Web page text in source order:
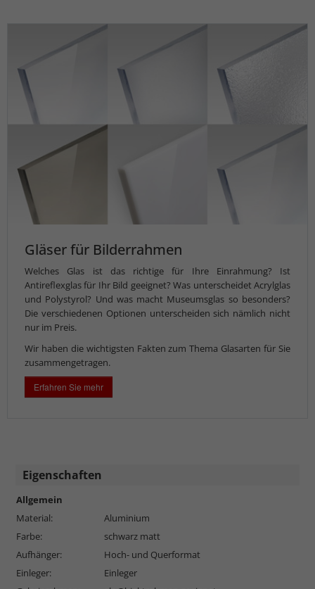
Gläser für Bilderrahmen
Welches Glas ist das richtige für Ihre Einrahmung? Ist
Antireflexglas für Ihr Bild geeignet? Was unterscheidet Acrylglas
und Polystyrol? Und was macht Museumsglas so besonders?
Die verschiedenen Optionen unterscheiden sich nämlich nicht
nur im Preis.
Wir haben die wichtigsten Fakten zum Thema Glasarten für Sie
zusammengetragen.
Erfahren Sie mehr
Eigenschaften
Allgemein
Material:
Aluminium
Farbe:
schwarz matt
Aufhänger:
Hoch- und Querformat
Einleger:
Einleger